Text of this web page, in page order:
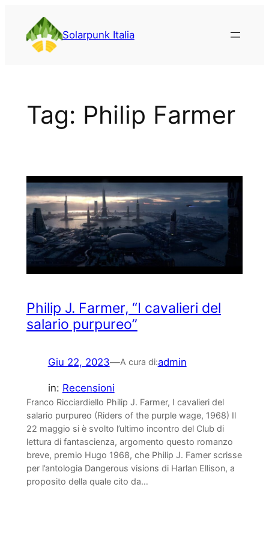
contenuto
Solarpunk Italia
Tag: Philip Farmer
Philip J. Farmer, “I cavalieri del
salario purpureo”
Giu 22, 2023—A cura di:admin
in: Recensioni
Franco Ricciardiello Philip J. Farmer, I cavalieri del
salario purpureo (Riders of the purple wage, 1968) Il
22 maggio si è svolto l’ultimo incontro del Club di
lettura di fantascienza, argomento questo romanzo
breve, premio Hugo 1968, che Philip J. Famer scrisse
per l’antologia Dangerous visions di Harlan Ellison, a
proposito della quale cito da…